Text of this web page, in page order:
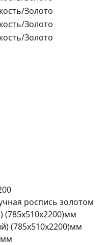
роспись золотом
(785х510х2200)мм